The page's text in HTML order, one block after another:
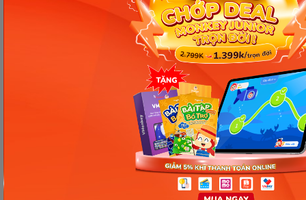
Người mắc bệnh béo phì nên có bữa ăn đầy đủ chất và lành
mạnh. (Ảnh: Sưu tầm Internet)
Ngoài ra thì để giúp thúc đẩy quá trình giảm cân
cũng như cho cơ thể khỏe mạnh, dẻo dai hơn thì ta
cũng nên lập ra một số bài tập thể dục mỗi ngày.
Vừa giúp giảm đi lượng mỡ thừa trong cơ thể vừa
giúp tinh thần được thoải mái và phấn chấn hơn.